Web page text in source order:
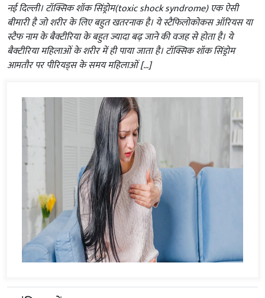
नई दिल्ली। टॉक्सिक शॉक सिंड्रोम(toxic shock syndrome) एक ऐसी
बीमारी है जो शरीर के लिए बहुत खतरनाक है। ये स्टैफिलोकोकस ऑरियस या
स्टैफ नाम के बैक्टीरिया के बहुत ज्यादा बढ़ जाने की वजह से होता है। ये
बैक्टीरिया महिलाओं के शरीर में ही पाया जाता है। टॉक्सिक शॉक सिंड्रोम
आमतौर पर पीरियड्स के समय महिलाओं […]